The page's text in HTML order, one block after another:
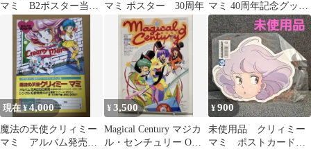
マミ B2ポスター当時
マミ ポスター 30周年 マミ 40周年記念グッズ
メガネ拭き
現在 ¥4,000
魔法の天使クリィミー
マミ アルバム発売
¥3,500
Magical Century マジカ
ル・センチュリー OUT
¥900
未使用品 クリィミー
マミ ポストカード